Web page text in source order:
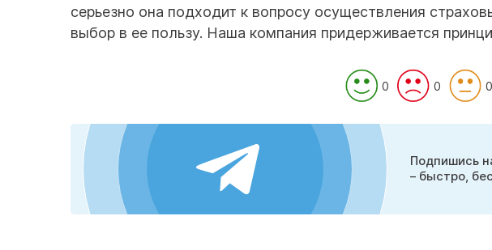
серьезно она подходит к вопросу осуществления
выбор в ее пользу. Наша компания придерживается
0 0 0
Подпишись
– быстро,